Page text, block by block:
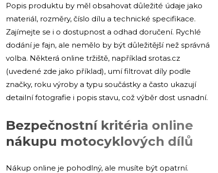
Popis produktu by měl obsahovat důležité údaje jako
materiál, rozměry, číslo dílu a technické specifikace.
Zajímejte se i o dostupnost a odhad doručení. Rychlé
dodání je fajn, ale nemělo by být důležitější než správná
volba. Některá online tržiště, například srotas.cz
(uvedené zde jako příklad), umí filtrovat díly podle
značky, roku výroby a typu součástky a často ukazují
detailní fotografie i popis stavu, což výběr dost usnadní.
Bezpečnostní kritéria online
nákupu motocyklových dílů
Nákup online je pohodlný, ale musíte být opatrní.